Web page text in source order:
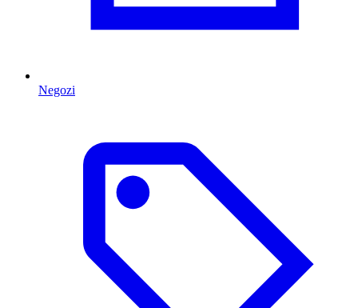
Negozi